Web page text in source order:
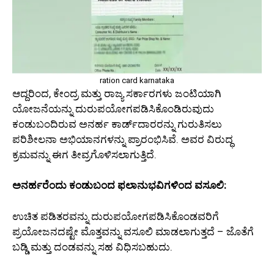
ration card karnataka
ಆದ್ದರಿಂದ, ಕೇಂದ್ರ ಮತ್ತು ರಾಜ್ಯ ಸರ್ಕಾರಗಳು ಜಂಟಿಯಾಗಿ
ಯೋಜನೆಯನ್ನು ದುರುಪಯೋಗಪಡಿಸಿಕೊಂಡಿರುವುದು
ಕಂಡುಬಂದಿರುವ ಅನರ್ಹ ಕಾರ್ಡ್‌ದಾರರನ್ನು ಗುರುತಿಸಲು
ಪರಿಶೀಲನಾ ಅಭಿಯಾನಗಳನ್ನು ಪ್ರಾರಂಭಿಸಿವೆ. ಅವರ ವಿರುದ್ಧ
ಕ್ರಮವನ್ನು ಈಗ ತೀವ್ರಗೊಳಿಸಲಾಗುತ್ತಿದೆ.
ಅನರ್ಹರೆಂದು ಕಂಡುಬಂದ ಫಲಾನುಭವಿಗಳಿಂದ ವಸೂಲಿ:
ಉಚಿತ ಪಡಿತರವನ್ನು ದುರುಪಯೋಗಪಡಿಸಿಕೊಂಡವರಿಗೆ
ಪ್ರಯೋಜನದಷ್ಟೇ ಮೊತ್ತವನ್ನು ವಸೂಲಿ ಮಾಡಲಾಗುತ್ತದೆ – ಜೊತೆಗೆ
ಬಡ್ಡಿ ಮತ್ತು ದಂಡವನ್ನು ಸಹ ವಿಧಿಸಬಹುದು.